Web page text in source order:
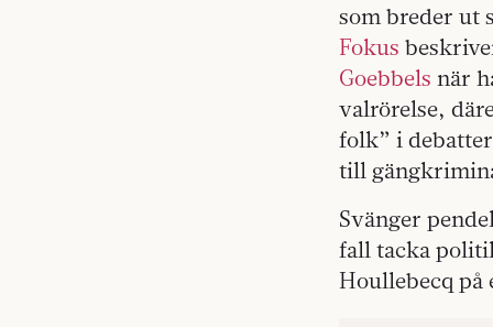
som breder ut
Fokus
Goebbels när
valrörelse,
folk” i
till
Svänger
fall tacka
Houllebecq på